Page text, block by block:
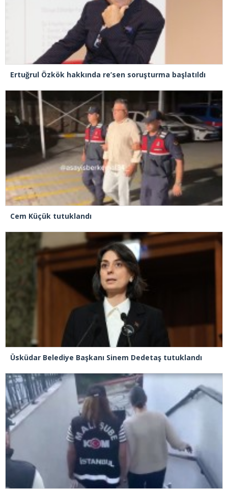
Ertuğrul Özkök hakkında re’sen soruşturma başlatıldı
Cem Küçük tutuklandı
Üsküdar Belediye Başkanı Sinem Dedetaş tutuklandı